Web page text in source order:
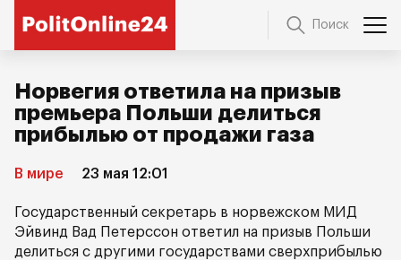
Поиск
Норвегия ответила на призыв
премьера Польши делиться
прибылью от продажи газа
В мире 23 мая 12:01
Государственный секретарь в норвежском МИД
Эйвинд Вад Петерссон ответил на призыв Польши
делиться с другими государствами сверхприбылью